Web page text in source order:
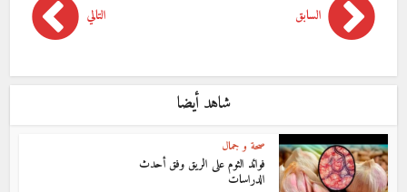
السابق التالي
شاهد أيضا
صحة و جمال
فوائد الثوم على الريق وفق أحدث
الدراسات